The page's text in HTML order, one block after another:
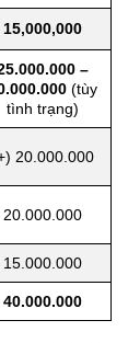
15,000,000
–
(tùy
tình trạng)
20.000.000
20.000.000
15.000.000
40.000.000